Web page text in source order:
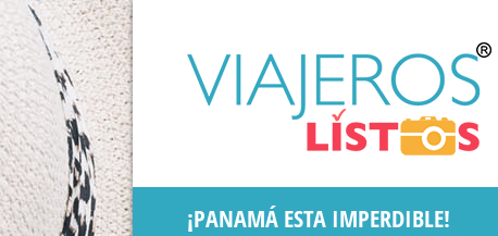
¡PANAMÁ ESTA IMPERDIBLE!